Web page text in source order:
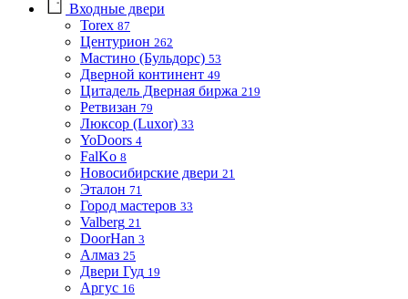
Входные двери
Torex 87
Центурион 262
Мастино (Бульдорс) 53
Дверной континент 49
Цитадель Дверная биржа 219
Ретвизан 79
Люксор (Luxor) 33
YoDoors 4
FalKo 8
Новосибирские двери 21
Эталон 71
Город мастеров 33
Valberg 21
DoorHan 3
Алмаз 25
Двери Гуд 19
Аргус 16